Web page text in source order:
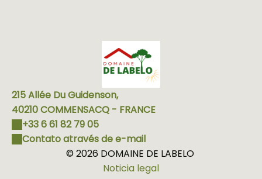
215 Allée Du Guidenson,
40210 COMMENSACQ - FRANCE
+33 6 61 82 79 05
Contato através de e-mail
© 2026 DOMAINE DE LABELO
Noticia legal